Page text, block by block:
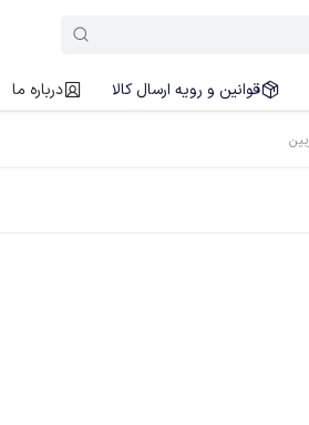
قوانین و رویه ارسال کالا درباره ما